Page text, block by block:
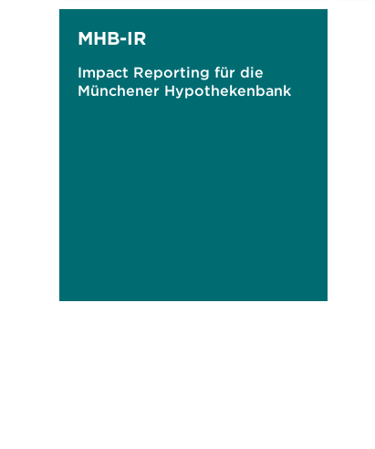
MHB-IR
Impact Reporting für die
Münchener Hypothekenbank